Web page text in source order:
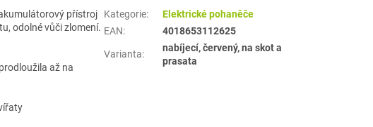
přístroj
odolné vůči zlomení.
až na
Kategorie:
Elektrické pohaněče
EAN: 4018653112625
Varianta:
nabíjecí, červený, na skot a
prasata